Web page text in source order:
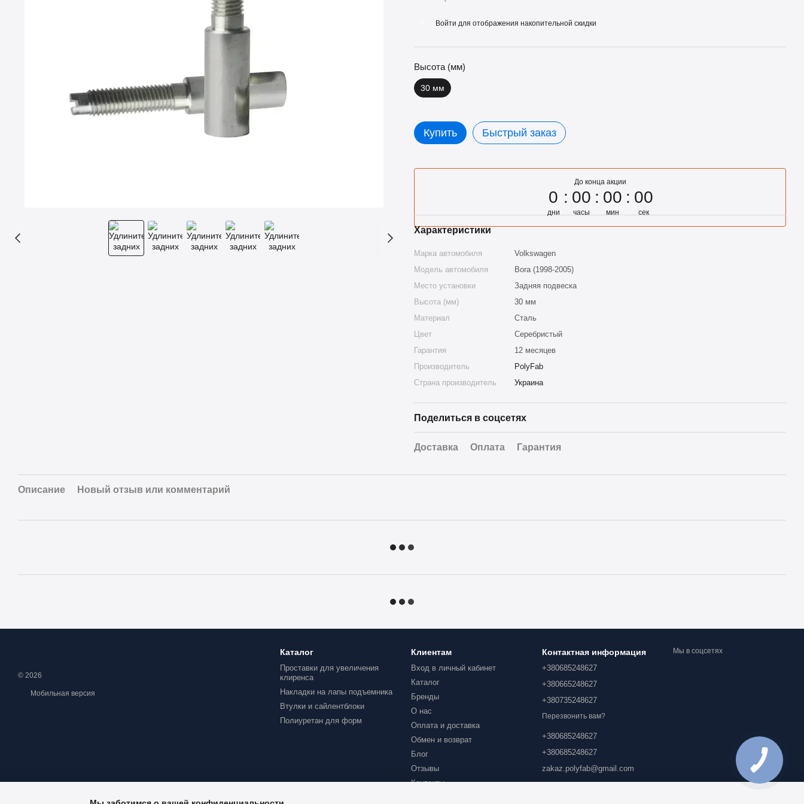
Войти для отображения накопительной скидки
Высота (мм)
30 мм
Купить Быстрый заказ
До конца акции
0
дни
00
часы
00
мин
00
сек
Характеристики
Марка автомобиля
Volkswagen
Модель автомобиля
Bora (1998-2005)
Место установки
Задняя подвеска
Высота (мм)
30 мм
Материал
Сталь
Цвет
Серебристый
Гарантия
12 месяцев
Производитель
PolyFab
Страна производитель
Украина
Поделиться в соцсетях
Доставка Оплата Гарантия
Описание Новый отзыв или комментарий
© 2026
Мобильная версия
Каталог
Проставки для увеличения
клиренса
Накладки на лапы подъемника
Втулки и сайлентблоки
Полиуретан для форм
Клиентам
Вход в личный кабинет
Каталог
Бренды
О нас
Оплата и доставка
Обмен и возврат
Блог
Отзывы
Контакты
Контактная информация
+380685248627
+380665248627
+380735248627
Перезвонить вам?
+380685248627
+380685248627
zakaz.polyfab@gmail.com
Мы в соцсетях